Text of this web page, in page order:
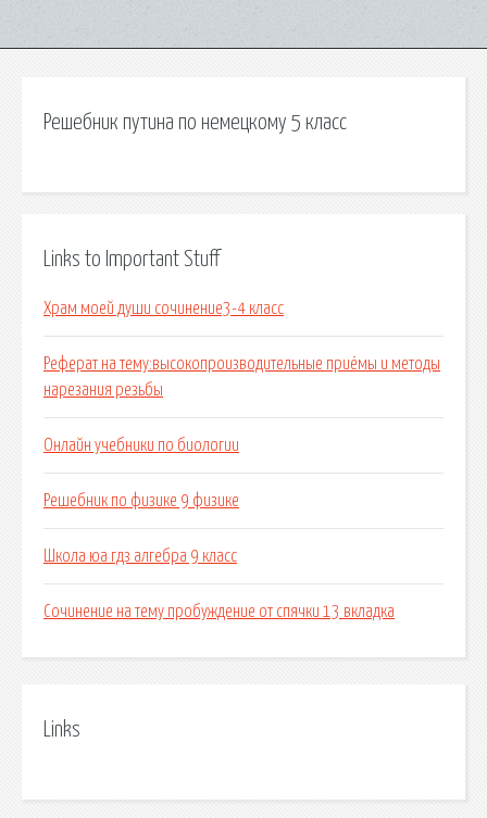
Решебник путина по немецкому 5 класс
Links to Important Stuff
Храм моей души сочинение3-4 класс
Реферат на тему:высокопроизводительные приёмы и методы
нарезания резьбы
Онлайн учебники по биологии
Решебник по физике 9 физике
Школа юа гдз алгебра 9 класс
Сочинение на тему пробуждение от спячки 13 вкладка
Links